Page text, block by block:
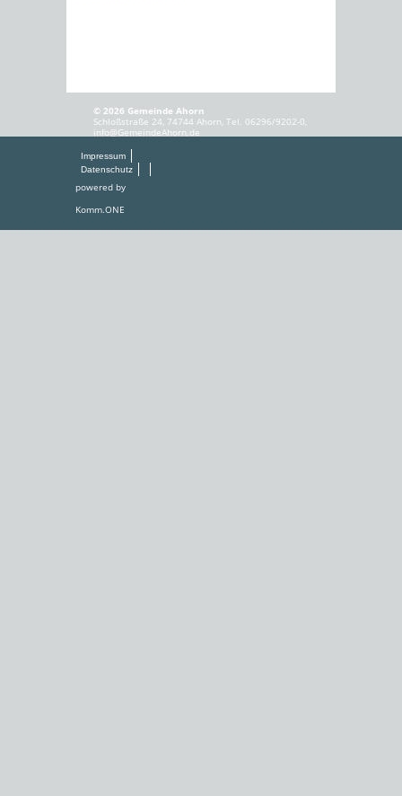
© 2026 Gemeinde Ahorn
Schloßstraße 24, 74744 Ahorn, Tel. 06296/9202-0,
info@GemeindeAhorn.de
Impressum
Datenschutz
powered by
Komm.ONE